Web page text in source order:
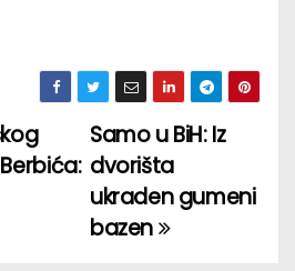
Samo u BiH: Iz
dvorišta
ukraden gumeni
bazen